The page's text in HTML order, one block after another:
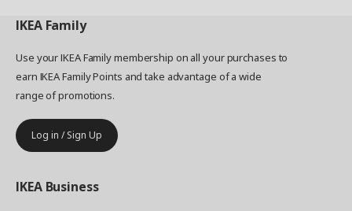
IKEA Family
Use your IKEA Family membership on all your purchases to
earn IKEA Family Points and take advantage of a wide
range of promotions.
Log in / Sign Up
IKEA Business